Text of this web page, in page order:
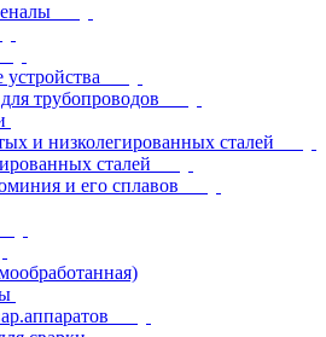
трубопроводов
и низколегированных сталей
сталей
и его сплавов